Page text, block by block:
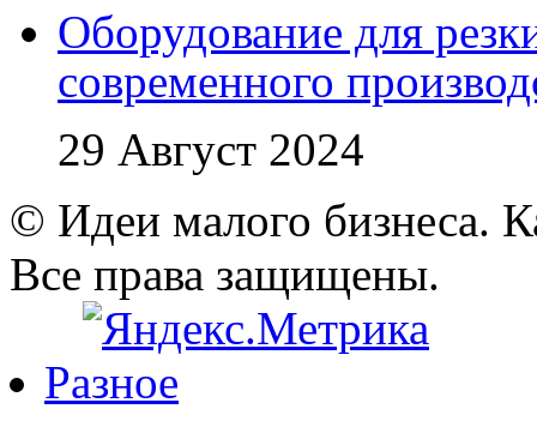
Оборудование для
современного
29 Август 2024
© Идеи малого бизнеса.
Все права защищены.
Разное